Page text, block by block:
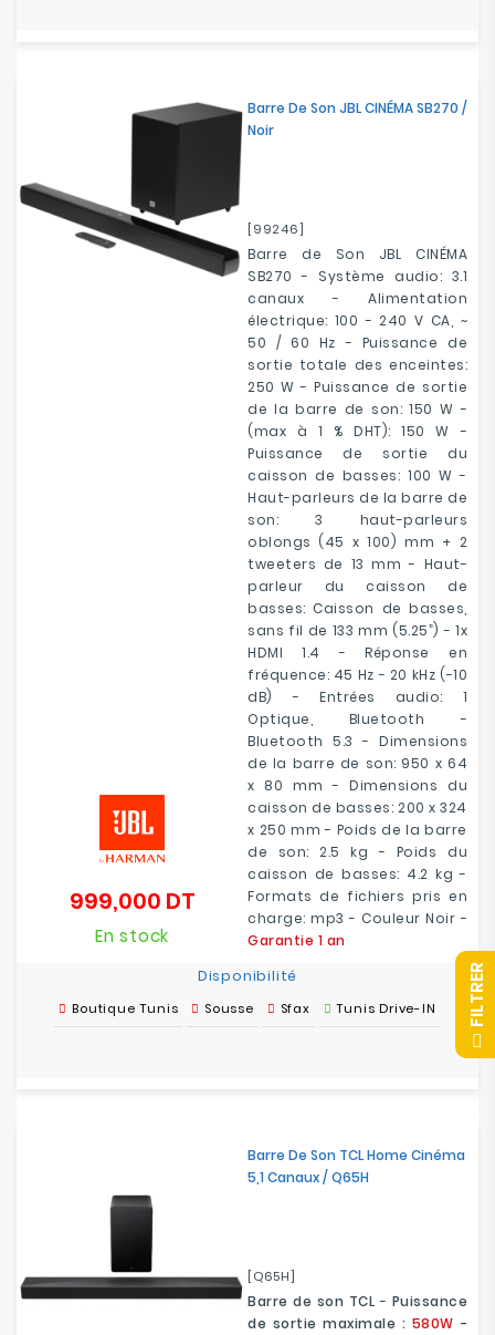
Barre De Son JBL CINÉMA SB270 /
Noir
[99246]
Barre de Son JBL CINÉMA
SB270 - Système audio: 3.1
canaux - Alimentation
électrique: 100 - 240 V CA, ~
50 / 60 Hz - Puissance de
sortie totale des enceintes:
250 W - Puissance de sortie
de la barre de son: 150 W -
(max à 1 % DHT): 150 W -
Puissance de sortie du
caisson de basses: 100 W -
Haut-parleurs de la barre de
son: 3 haut-parleurs
oblongs (45 x 100) mm + 2
tweeters de 13 mm - Haut-
parleur du caisson de
basses: Caisson de basses,
sans fil de 133 mm (5.25”) - 1x
HDMI 1.4 - Réponse en
fréquence: 45 Hz - 20 kHz (-10
dB) - Entrées audio: 1
Optique, Bluetooth -
Bluetooth 5.3 - Dimensions
de la barre de son: 950 x 64
x 80 mm - Dimensions du
caisson de basses: 200 x 324
x 250 mm - Poids de la barre
de son: 2.5 kg - Poids du
caisson de basses: 4.2 kg -
Formats de fichiers pris en
charge: mp3 - Couleur Noir -
Garantie 1 an
999,000 DTPrix
En stock
Disponibilité
Boutique Tunis Sousse Sfax Tunis Drive-IN
Barre De Son TCL Home Cinéma
5,1 Canaux / Q65H
[Q65H]
Barre de son TCL - Puissance
de sortie maximale : 580W -
R